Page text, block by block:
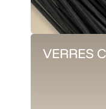
VERRES